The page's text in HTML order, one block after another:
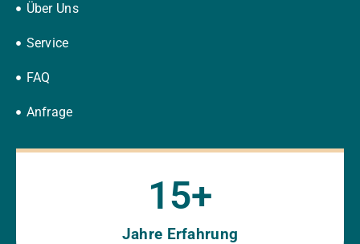
Über Uns
Service
FAQ
Anfrage
Jahre Erfahrung
15+